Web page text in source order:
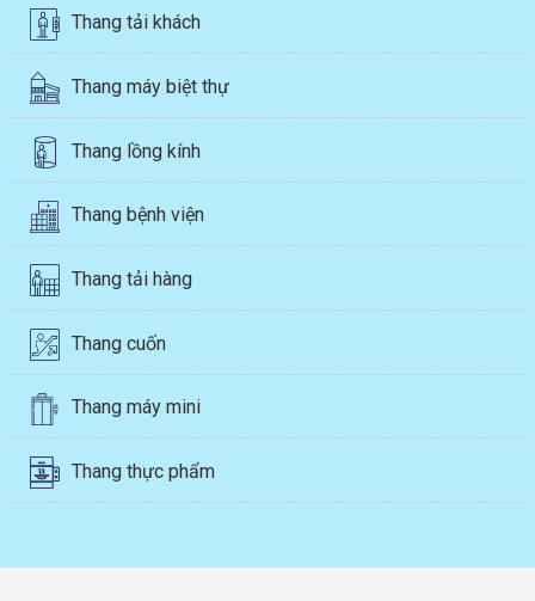
Thang tải khách
Thang máy biệt thự
Thang lồng kính
Thang bệnh viện
Thang tải hàng
Thang cuốn
Thang máy mini
Thang thực phẩm